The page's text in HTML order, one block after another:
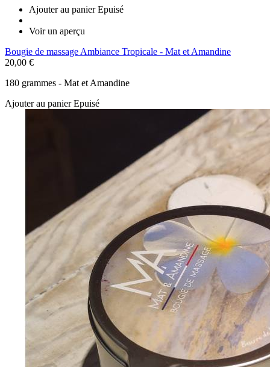
Ajouter au panier Epuisé
Voir un aperçu
Bougie de massage Ambiance Tropicale - Mat et Amandine
20,00 €
180 grammes - Mat et Amandine
Ajouter au panierEpuisé